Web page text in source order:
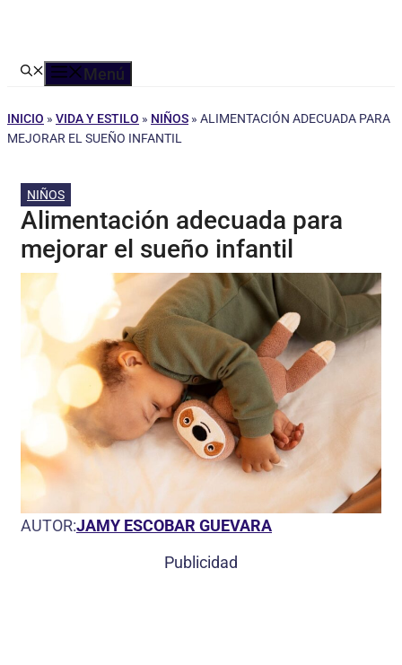
Menú
INICIO » VIDA Y ESTILO » NIÑOS » ALIMENTACIÓN ADECUADA PARA
MEJORAR EL SUEÑO INFANTIL
NIÑOS
Alimentación adecuada para
mejorar el sueño infantil
AUTOR:JAMY ESCOBAR GUEVARA
Publicidad